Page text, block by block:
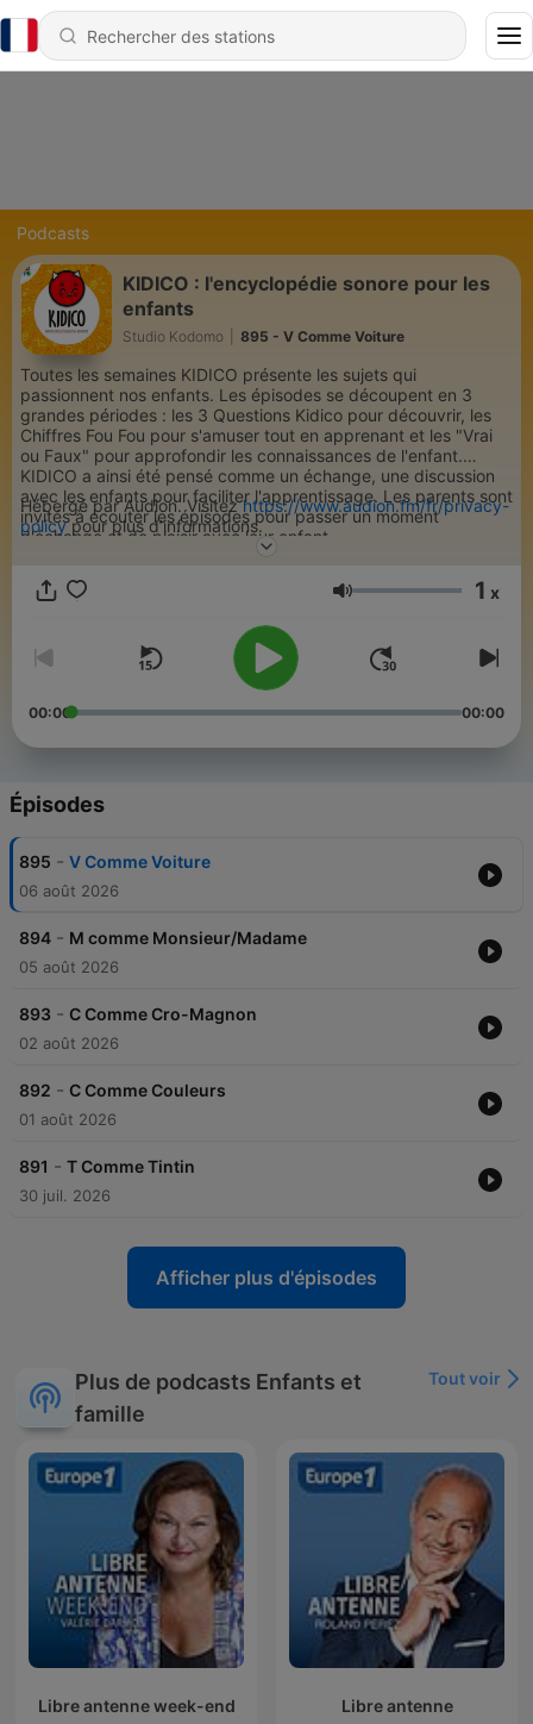
Podcasts
KIDICO : l'encyclopédie sonore pour les
enfants
Studio Kodomo 895 - V Comme Voiture
Toutes les semaines KIDICO présente les sujets qui
passionnent nos enfants. Les épisodes se découpent en 3
grandes périodes : les 3 Questions Kidico pour découvrir, les
Chiffres Fou Fou pour s'amuser tout en apprenant et les "Vrai
ou Faux" pour approfondir les connaissances de l'enfant.
KIDICO a ainsi été pensé comme un échange, une discussion
avec les enfants pour faciliter l'apprentissage. Les parents sont
invités à écouter les épisodes pour passer un moment
d'échange et de plaisir avec leur enfant.
Embarquez avec nous sur les réseaux sociaux pour ne rien
rater !
🟦Facebook :
https://www.facebook.com/studiokodomo
Hébergé par Audion. Visitezhttps://www.audion.fm/fr/privacy-
policypour plus d’informations.
Volume 1 x
00:00 00:00
Épisodes
895 - V Comme Voiture
06 août 2026
894 - M comme Monsieur/Madame
05 août 2026
893 - C Comme Cro-Magnon
02 août 2026
892 - C Comme Couleurs
01 août 2026
891 - T Comme Tintin
30 juil. 2026
Afficher plus d'épisodes
Plus de podcasts Enfants et
famille
Tout voir
Libre antenne week-end Libre antenne